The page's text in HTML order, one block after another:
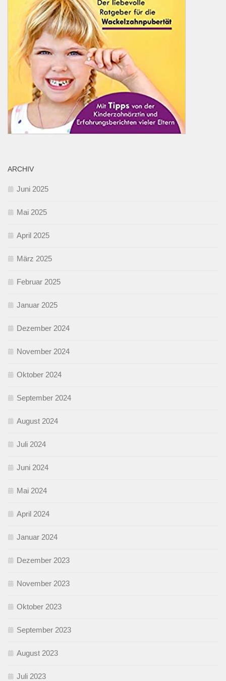
ARCHIV
Juni 2025
Mai 2025
April 2025
März 2025
Februar 2025
Januar 2025
Dezember 2024
November 2024
Oktober 2024
September 2024
August 2024
Juli 2024
Juni 2024
Mai 2024
April 2024
Januar 2024
Dezember 2023
November 2023
Oktober 2023
September 2023
August 2023
Juli 2023